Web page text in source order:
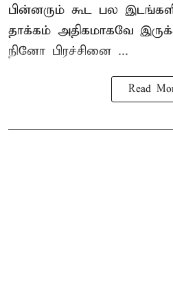
பின்னரும் கூட பல
தாக்கம் அதிகமாகவே
நினோ பிரச்சினை ...
Read